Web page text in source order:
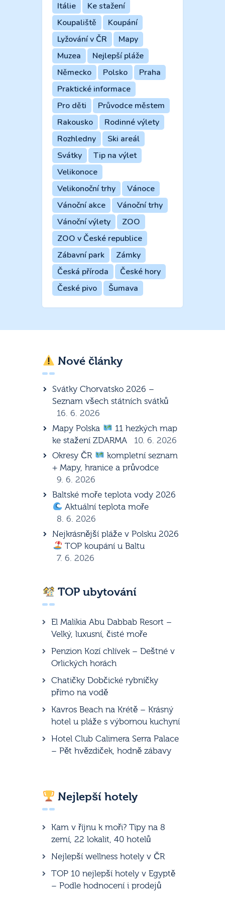
Itálie
Ke stažení
Koupaliště
Koupání
Lyžování v ČR
Mapy
Muzea
Nejlepší pláže
Německo
Polsko
Praha
Praktické informace
Pro děti
Průvodce městem
Rakousko
Rodinné výlety
Rozhledny
Ski areál
Svátky
Tip na výlet
Velikonoce
Velikonoční trhy
Vánoce
Vánoční akce
Vánoční trhy
Vánoční výlety
ZOO
ZOO v České republice
Zábavní park
Zámky
Česká příroda
České hory
České pivo
Šumava
Nové články
Svátky Chorvatsko 2026 –
Seznam všech státních svátků
16. 6. 2026
Mapy Polska
11 hezkých map
ke stažení ZDARMA
10. 6. 2026
Okresy ČR
kompletní seznam
+ Mapy, hranice a průvodce
9. 6. 2026
Baltské moře teplota vody 2026
Aktuální teplota moře
8. 6. 2026
Nejkrásnější pláže v Polsku 2026
TOP koupání u Baltu
7. 6. 2026
TOP ubytování
El Malikia Abu Dabbab Resort –
Velký, luxusní, čisté moře
Penzion Kozí chlívek – Deštné v
Orlických horách
Chatičky Dobčické rybníčky
přímo na vodě
Kavros Beach na Krétě – Krásný
hotel u pláže s výbornou kuchyní
Hotel Club Calimera Serra Palace
– Pět hvězdiček, hodně zábavy
Nejlepší hotely
Kam v říjnu k moři? Tipy na 8
zemí, 22 lokalit, 40 hotelů
Nejlepší wellness hotely v ČR
TOP 10 nejlepší hotely v Egyptě
– Podle hodnocení i prodejů